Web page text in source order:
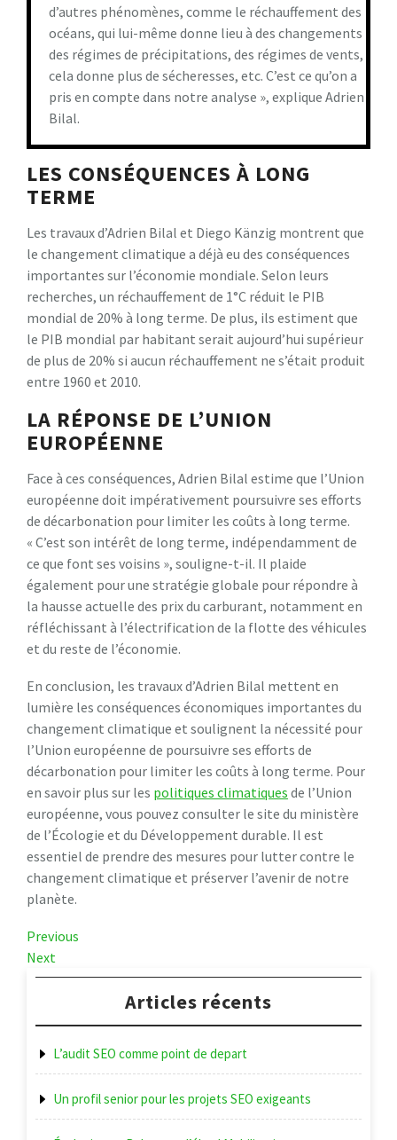
d’autres phénomènes, comme le réchauffement des
océans, qui lui-même donne lieu à des changements
des régimes de précipitations, des régimes de vents,
cela donne plus de sécheresses, etc. C’est ce qu’on a
pris en compte dans notre analyse », explique Adrien
Bilal.
LES CONSÉQUENCES À LONG
TERME
Les travaux d’Adrien Bilal et Diego Känzig montrent que
le changement climatique a déjà eu des conséquences
importantes sur l’économie mondiale. Selon leurs
recherches, un réchauffement de 1°C réduit le PIB
mondial de 20% à long terme. De plus, ils estiment que
le PIB mondial par habitant serait aujourd’hui supérieur
de plus de 20% si aucun réchauffement ne s’était produit
entre 1960 et 2010.
LA RÉPONSE DE L’UNION
EUROPÉENNE
Face à ces conséquences, Adrien Bilal estime que l’Union
européenne doit impérativement poursuivre ses efforts
de décarbonation pour limiter les coûts à long terme.
« C’est son intérêt de long terme, indépendamment de
ce que font ses voisins », souligne-t-il. Il plaide
également pour une stratégie globale pour répondre à
la hausse actuelle des prix du carburant, notamment en
réfléchissant à l’électrification de la flotte des véhicules
et du reste de l’économie.
En conclusion, les travaux d’Adrien Bilal mettent en
lumière les conséquences économiques importantes du
changement climatique et soulignent la nécessité pour
l’Union européenne de poursuivre ses efforts de
décarbonation pour limiter les coûts à long terme. Pour
en savoir plus sur les politiques climatiques de l’Union
européenne, vous pouvez consulter le site du ministère
de l’Écologie et du Développement durable. Il est
essentiel de prendre des mesures pour lutter contre le
changement climatique et préserver l’avenir de notre
planète.
Navigation
de
l’article
Previous
Post
Previous
Next
Post
Next
Articles récents
L’audit SEO comme point de depart
Un profil senior pour les projets SEO exigeants